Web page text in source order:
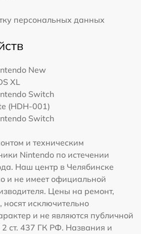
персональных данных
New
XL
Switch
(HDH-001)
Switch
и техническим
Nintendo по истечении
Наш центр в Челябинске
и не имеет официальной
Цены на ремонт,
исключительно
и не являются публичной
2 ст. 437 ГК РФ. Названия и